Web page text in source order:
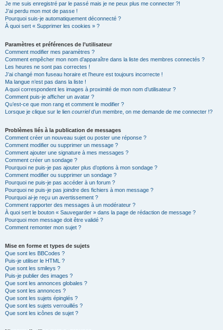
Je me suis enregistré par le passé mais je ne peux plus me connecter ?!
J’ai perdu mon mot de passe !
Pourquoi suis-je automatiquement déconnecté ?
À quoi sert « Supprimer les cookies » ?
Paramètres et préférences de l’utilisateur
Comment modifier mes paramètres ?
Comment empêcher mon nom d’apparaître dans la liste des membres connectés ?
Les heures ne sont pas correctes !
J’ai changé mon fuseau horaire et l’heure est toujours incorrecte !
Ma langue n’est pas dans la liste !
A quoi correspondent les images à proximité de mon nom d’utilisateur ?
Comment puis-je afficher un avatar ?
Qu’est-ce que mon rang et comment le modifier ?
Lorsque je clique sur le lien courrield’un membre, on me demande de me connecter !?
Problèmes liés à la publication de messages
Comment créer un nouveau sujet ou poster une réponse ?
Comment modifier ou supprimer un message ?
Comment ajouter une signature à mes messages ?
Comment créer un sondage ?
Pourquoi ne puis-je pas ajouter plus d’options à mon sondage ?
Comment modifier ou supprimer un sondage ?
Pourquoi ne puis-je pas accéder à un forum ?
Pourquoi ne puis-je pas joindre des fichiers à mon message ?
Pourquoi ai-je reçu un avertissement ?
Comment rapporter des messages à un modérateur ?
À quoi sert le bouton « Sauvegarder » dans la page de rédaction de message ?
Pourquoi mon message doit être validé ?
Comment remonter mon sujet ?
Mise en forme et types de sujets
Que sont les BBCodes ?
Puis-je utiliser le HTML ?
Que sont les smileys ?
Puis-je publier des images ?
Que sont les annonces globales ?
Que sont les annonces ?
Que sont les sujets épinglés ?
Que sont les sujets verrouillés ?
Que sont les icônes de sujet ?